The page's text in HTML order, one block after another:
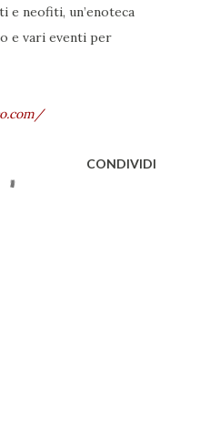
e neofiti, un’enoteca
e vari eventi per
CONDIVIDI